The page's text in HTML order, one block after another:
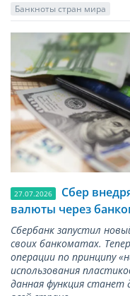
Банкноты стран мира
27.07.2026
Сбер
валюты через
Сбербанк запустил
своих банкоматах.
операции по принципу
использования
данная функция станет